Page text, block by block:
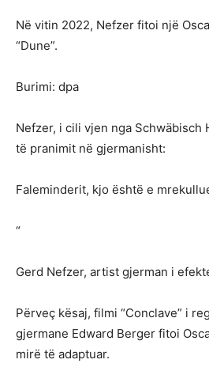
Në vitin 2022, Nefzer fitoi një
“Dune”.
Burimi: dpa
Nefzer, i cili vjen nga Schwäbisch
të pranimit në gjermanisht:
Faleminderit, kjo është e
“
Gerd Nefzer, artist gjerman i
Përveç kësaj, filmi “Conclave” i
gjermane Edward Berger fitoi
mirë të adaptuar.